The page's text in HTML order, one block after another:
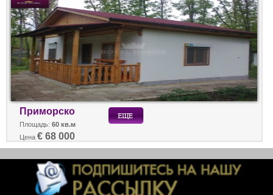
Приморско
Площадь: 60 кв.м
Цена € 68 000